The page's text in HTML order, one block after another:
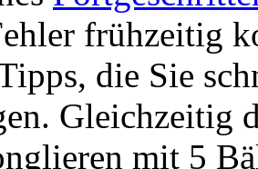
frühzeitig
die Sie
Gleichzeitig
mit 5